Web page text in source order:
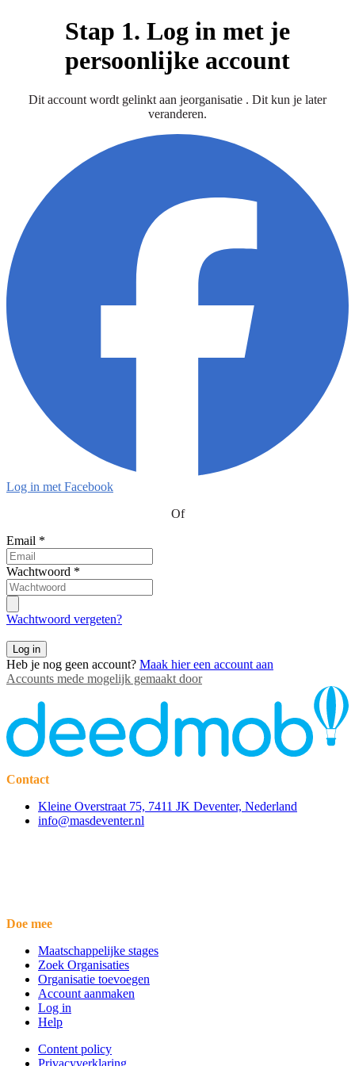
Stap 1. Log in met je
persoonlijke account
Dit account wordt gelinkt aan jeorganisatie . Dit kun je later
veranderen.
Log in met Facebook
Of
Email *
Wachtwoord *
Wachtwoord vergeten?
Log in
Heb je nog geen account? Maak hier een account aan
Accounts mede mogelijk gemaakt door
Contact
Kleine Overstraat 75, 7411 JK Deventer, Nederland
info@masdeventer.nl
Doe mee
Maatschappelijke stages
Zoek Organisaties
Organisatie toevoegen
Account aanmaken
Log in
Help
Content policy
Privacyverklaring